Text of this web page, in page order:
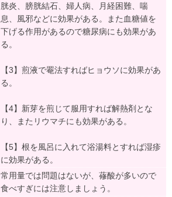
胱炎、膀胱結石、婦人病、月経困難、喘
息、風邪などに効果がある。また血糖値を
下げる作用があるので糖尿病にも効果があ
る。
【3】煎液で罨法すればヒョウソに効果があ
る。
【4】新芽を煎じて服用すれば解熱剤とな
り、またリウマチにも効果がある。
【5】根を風呂に入れて浴湯料とすれば湿疹
に効果がある。
常用量では問題はないが、蓚酸が多いので
食べすぎには注意しましょう。